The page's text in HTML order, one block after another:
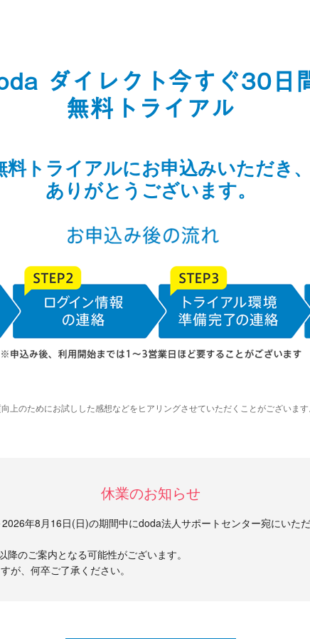
ダイレクト今すぐ30日
無料トライアル
料トライアルにお申込みいただき
ありがとうございます。
上のためにお試しした感想などをヒアリングさせていただくことがございま
休業のお知らせ
年8月16日(日)の期間中にdoda法人サポートセンター宛にいた
降のご案内となる可能性がございます。
が、何卒ご了承ください。